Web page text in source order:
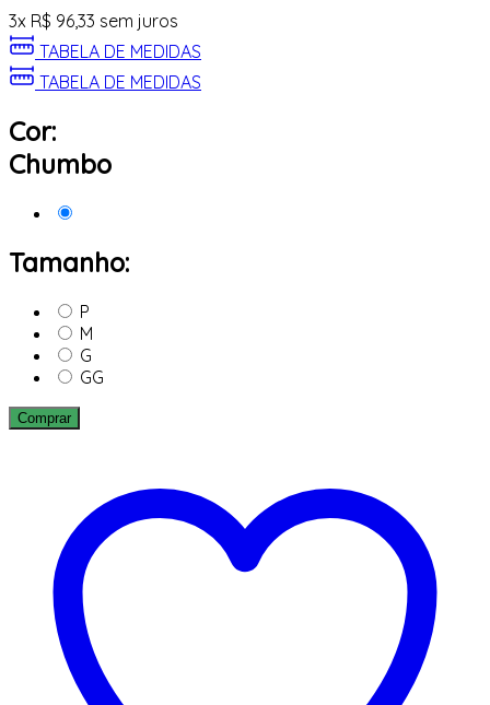
3x R$ 96,33 sem juros
TABELA DE MEDIDAS
TABELA DE MEDIDAS
Cor:
Chumbo
Tamanho:
P
M
G
GG
Comprar